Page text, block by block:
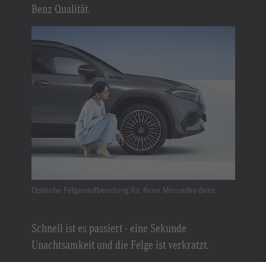
Benz Qualität.
Optische Felgenaufbereitung für Ihren Mercedes-Benz
Schnell ist es passiert - eine Sekunde
Unachtsamkeit und die Felge ist verkratzt.